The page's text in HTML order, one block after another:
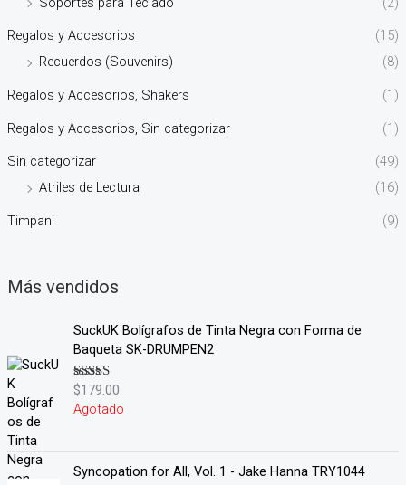
Regalos y Accesorios
(15)
Recuerdos (Souvenirs)
(8)
Regalos y Accesorios, Shakers (1)
Regalos y Accesorios, Sin categorizar (1)
Sin categorizar
(49)
Atriles de Lectura
(16)
Timpani (9)
Más vendidos
SuckUK Bolígrafos de Tinta Negra con Forma de
Baqueta SK-DRUMPEN2
Valorado en
5.00 de 5
$179.00
Agotado
Syncopation for All, Vol. 1 - Jake Hanna TRY1044